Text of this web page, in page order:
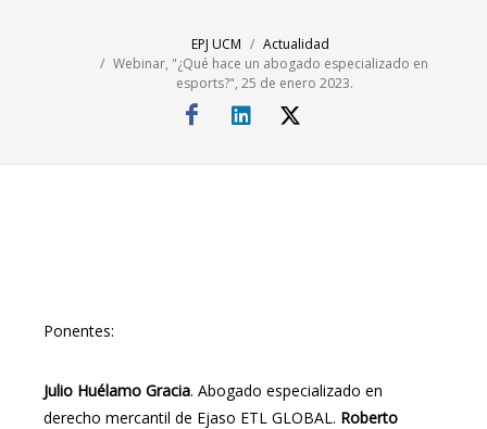
EPJ UCM
Actualidad
Webinar, "¿Qué hace un abogado especializado en
esports?", 25 de enero 2023.
Ponentes:
Julio Huélamo Gracia. Abogado especializado en
derecho mercantil de Ejaso ETL GLOBAL. Roberto